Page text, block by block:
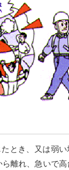
とき、又は弱
離れ、急いで